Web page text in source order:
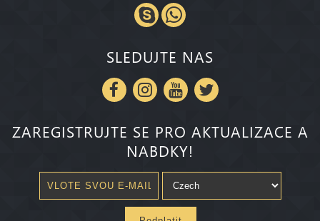
SLEDUJTE NAS
ZAREGISTRUJTE SE PRO AKTUALIZACE A
NABDKY!